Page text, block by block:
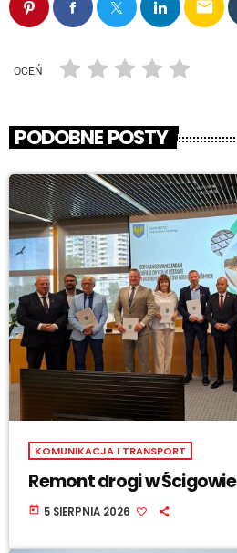
email
OCEŃ
PODOBNE POSTY
KOMUNIKACJA I TRANSPORT
Remont drogi w Ścigowie
today 5 SIERPNIA 2026